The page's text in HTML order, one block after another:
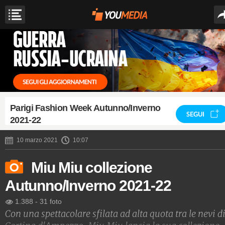
Parigi Fashion Week Autunno/Inverno
2021-22
SEGUI
10 marzo 2021 10:07
Miu Miu collezione
Autunno/Inverno 2021-22
1.388 - 31 foto
Con una spettacolare sfilata ad alta quota tra le nevi di